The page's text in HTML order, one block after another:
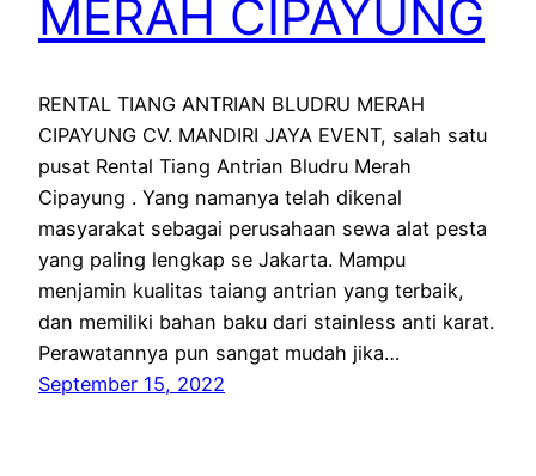
MERAH CIPAYUNG
RENTAL TIANG ANTRIAN BLUDRU MERAH
CIPAYUNG CV. MANDIRI JAYA EVENT, salah satu
pusat Rental Tiang Antrian Bludru Merah
Cipayung . Yang namanya telah dikenal
masyarakat sebagai perusahaan sewa alat pesta
yang paling lengkap se Jakarta. Mampu
menjamin kualitas taiang antrian yang terbaik,
dan memiliki bahan baku dari stainless anti karat.
Perawatannya pun sangat mudah jika…
September 15, 2022